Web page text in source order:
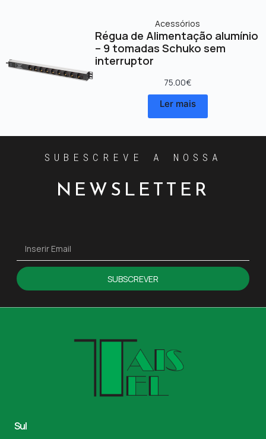
Acessórios
Régua de Alimentação alumínio
– 9 tomadas Schuko sem
interruptor
75.00€
Ler mais
SUBESCREVE A NOSSA
NEWSLETTER
SUBSCREVER
Sul